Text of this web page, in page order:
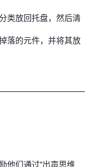
类放回托盘，然后清
落的元件，并将其放
他们通过“出声思维